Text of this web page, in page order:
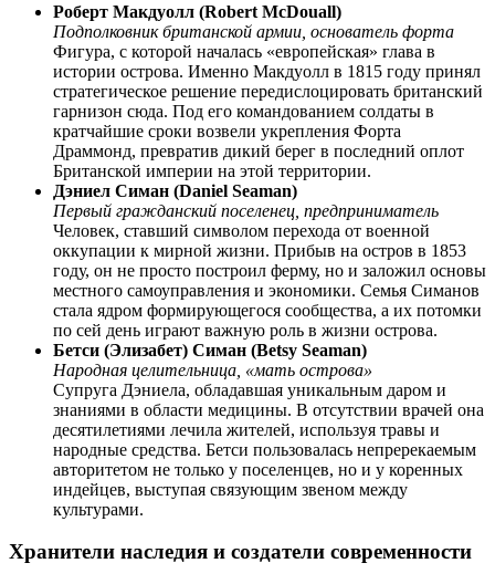
Роберт Макдуолл (Robert McDouall)
Подполковник британской армии, основатель форта
Фигура, с которой началась «европейская» глава в
истории острова. Именно Макдуолл в 1815 году принял
стратегическое решение передислоцировать британский
гарнизон сюда. Под его командованием солдаты в
кратчайшие сроки возвели укрепления Форта
Драммонд, превратив дикий берег в последний оплот
Британской империи на этой территории.
Дэниел Симан (Daniel Seaman)
Первый гражданский поселенец, предприниматель
Человек, ставший символом перехода от военной
оккупации к мирной жизни. Прибыв на остров в 1853
году, он не просто построил ферму, но и заложил основы
местного самоуправления и экономики. Семья Симанов
стала ядром формирующегося сообщества, а их потомки
по сей день играют важную роль в жизни острова.
Бетси (Элизабет) Симан (Betsy Seaman)
Народная целительница, «мать острова»
Супруга Дэниела, обладавшая уникальным даром и
знаниями в области медицины. В отсутствии врачей она
десятилетиями лечила жителей, используя травы и
народные средства. Бетси пользовалась непререкаемым
авторитетом не только у поселенцев, но и у коренных
индейцев, выступая связующим звеном между
культурами.
Хранители наследия и создатели современности